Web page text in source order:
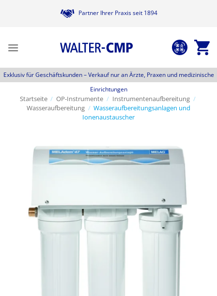
Partner Ihrer Praxis seit 1894
Exklusiv für Geschäftskunden –Verkauf nur an Ärzte, Praxen und medizinische
Einrichtungen
Startseite / OP-Instrumente / Instrumentenaufbereitung /
Wasseraufbereitung / Wasseraufbereitungsanlagen und
Ionenaustauscher